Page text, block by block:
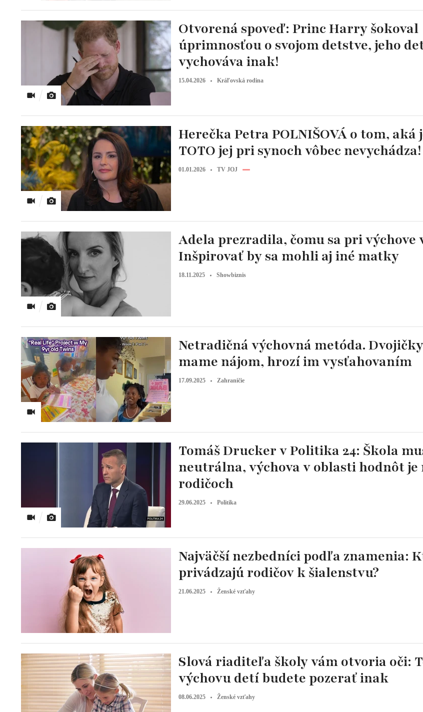
Otvorená spoveď: Princ Harry šokoval
úprimnosťou o svojom detstve, jeho
vychováva inak!
15.04.2026 Kráľovská rodina
Herečka Petra POLNIŠOVÁ o tom, aká
TOTO jej pri synoch vôbec nevychádza!
01.01.2026 TV JOJ
Adela prezradila, čomu sa pri výchove
Inšpirovať by sa mohli aj iné matky
18.11.2025 Showbiznis
Netradičná výchovná metóda.
mame nájom, hrozí im vysťahovaním
17.09.2025 Zahraničie
Tomáš Drucker v Politika 24: Škola
neutrálna, výchova v oblasti hodnôt je
rodičoch
29.06.2025 Politika
Najväčší nezbedníci podľa znamenia:
privádzajú rodičov k šialenstvu?
21.06.2025 Ženské vzťahy
Slová riaditeľa školy vám otvoria oči:
výchovu detí budete pozerať inak
08.06.2025 Ženské vzťahy